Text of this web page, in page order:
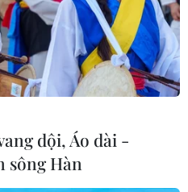
dội, Áo dài -
sông Hàn